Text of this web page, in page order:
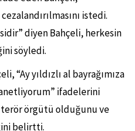
istedi.
diyen Bahçeli, herkesin
söyledi.
“Ay yıldızlı al bayrağımıza
ifadelerini
terör örgütü olduğunu ve
belirtti.